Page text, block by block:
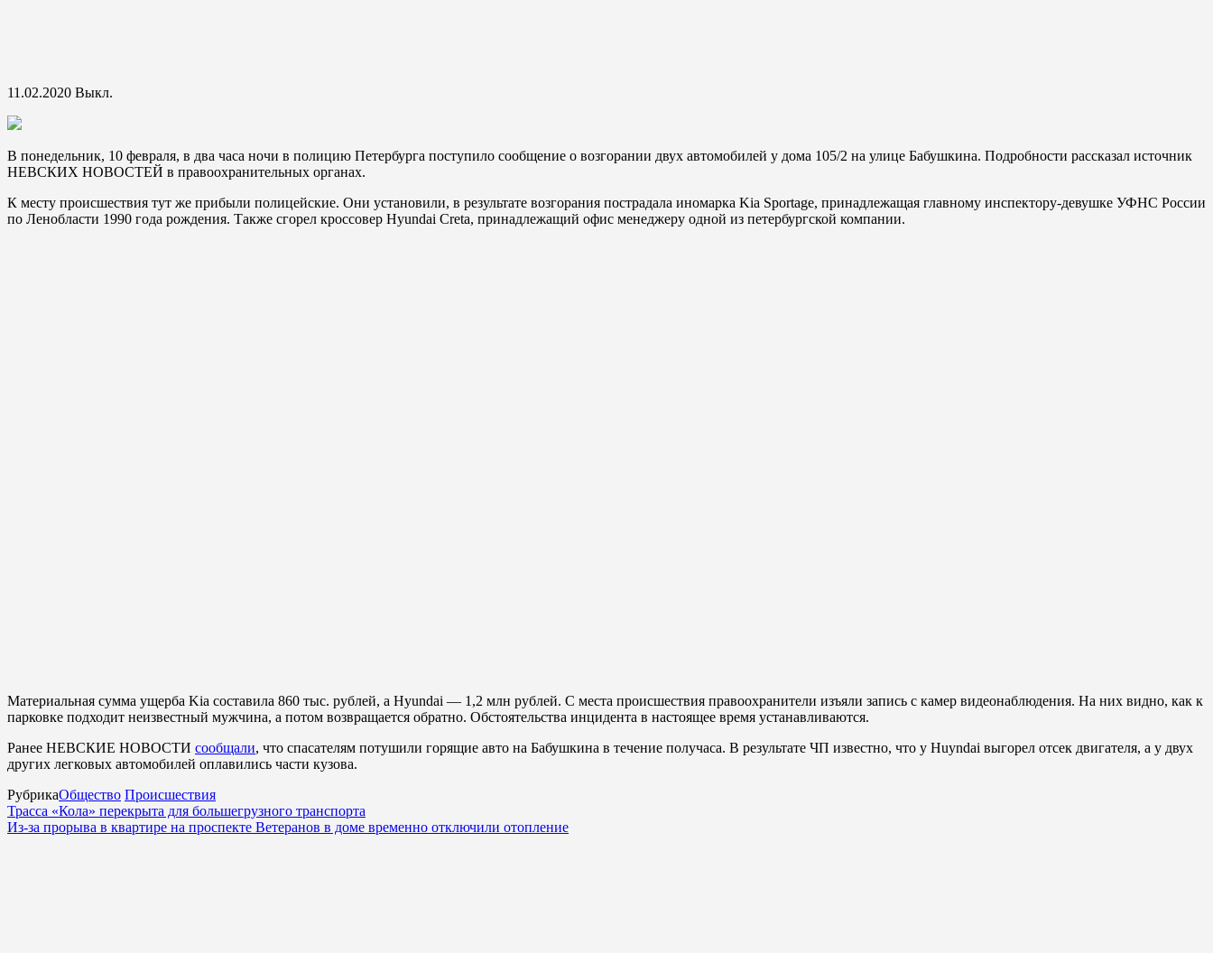
11.02.2020 Выкл.
В понедельник, 10 февраля, в два часа ночи в полицию Петербурга поступило сообщение о возгорании двух автомобилей у дома 105/2 на улице Бабушкина. Подробности рассказал источник
НЕВСКИХ НОВОСТЕЙ в правоохранительных органах.
К месту происшествия тут же прибыли полицейские. Они установили, в результате возгорания пострадала иномарка Kia Sportage, принадлежащая главному инспектору-девушке УФНС России
по Ленобласти 1990 года рождения. Также сгорел кроссовер Hyundai Creta, принадлежащий офис менеджеру одной из петербургской компании.
Материальная сумма ущерба Kia составила 860 тыс. рублей, а Hyundai — 1,2 млн рублей. С места происшествия правоохранители изъяли запись с камер видеонаблюдения. На них видно, как к
парковке подходит неизвестный мужчина, а потом возвращается обратно. Обстоятельства инцидента в настоящее время устанавливаются.
Ранее НЕВСКИЕ НОВОСТИ сообщали, что спасателям потушили горящие авто на Бабушкина в течение получаса. В результате ЧП известно, что у Huyndai выгорел отсек двигателя, а у двух
других легковых автомобилей оплавились части кузова.
РубрикаОбщество Происшествия
Трасса «Кола» перекрыта для большегрузного транспорта
Из-за прорыва в квартире на проспекте Ветеранов в доме временно отключили отопление